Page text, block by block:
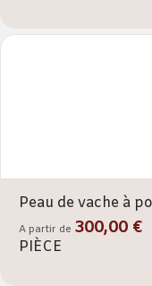
Peau de vache à
A partir de 300,00 €
PIÈCE